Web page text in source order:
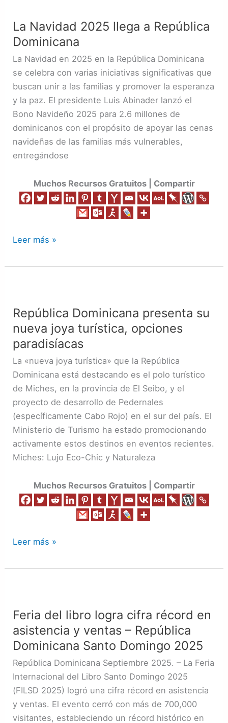
La Navidad 2025 llega a República
Dominicana
La Navidad en 2025 en la República Dominicana
se celebra con varias iniciativas significativas que
buscan unir a las familias y promover la esperanza
y la paz. El presidente Luis Abinader lanzó el
Bono Navideño 2025 para 2.6 millones de
dominicanos con el propósito de apoyar las cenas
navideñas de las familias más vulnerables,
entregándose
Muchos Recursos Gratuitos | Compartir
2025
llega
a
República
Dominicana
Leer más »
República Dominicana presenta su
nueva joya turística, opciones
paradisíacas
La «nueva joya turística» que la República
Dominicana está destacando es el polo turístico
de Miches, en la provincia de El Seibo, y el
proyecto de desarrollo de Pedernales
(específicamente Cabo Rojo) en el sur del país. El
Ministerio de Turismo ha estado promocionando
activamente estos destinos en eventos recientes.
Miches: Lujo Eco-Chic y Naturaleza
Muchos Recursos Gratuitos | Compartir
presenta
su
nueva
paradisíacas
Leer más »
Feria del libro logra cifra récord en
asistencia y ventas – República
Dominicana Santo Domingo 2025
República Dominicana Septiembre 2025. – La Feria
Internacional del Libro Santo Domingo 2025
(FILSD 2025) logró una cifra récord en asistencia
y ventas. El evento cerró con más de 700,000
visitantes, estableciendo un récord histórico en
libro
logra
cifra
y
ventas